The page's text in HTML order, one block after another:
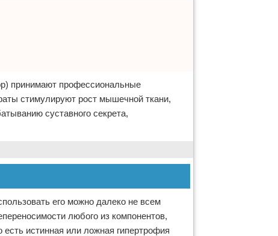
принимают профессиональные
стимулируют рост мышечной ткани,
суставного секрета,
его можно далеко не всем
любого из компонентов,
истинная или ложная гипертрофия